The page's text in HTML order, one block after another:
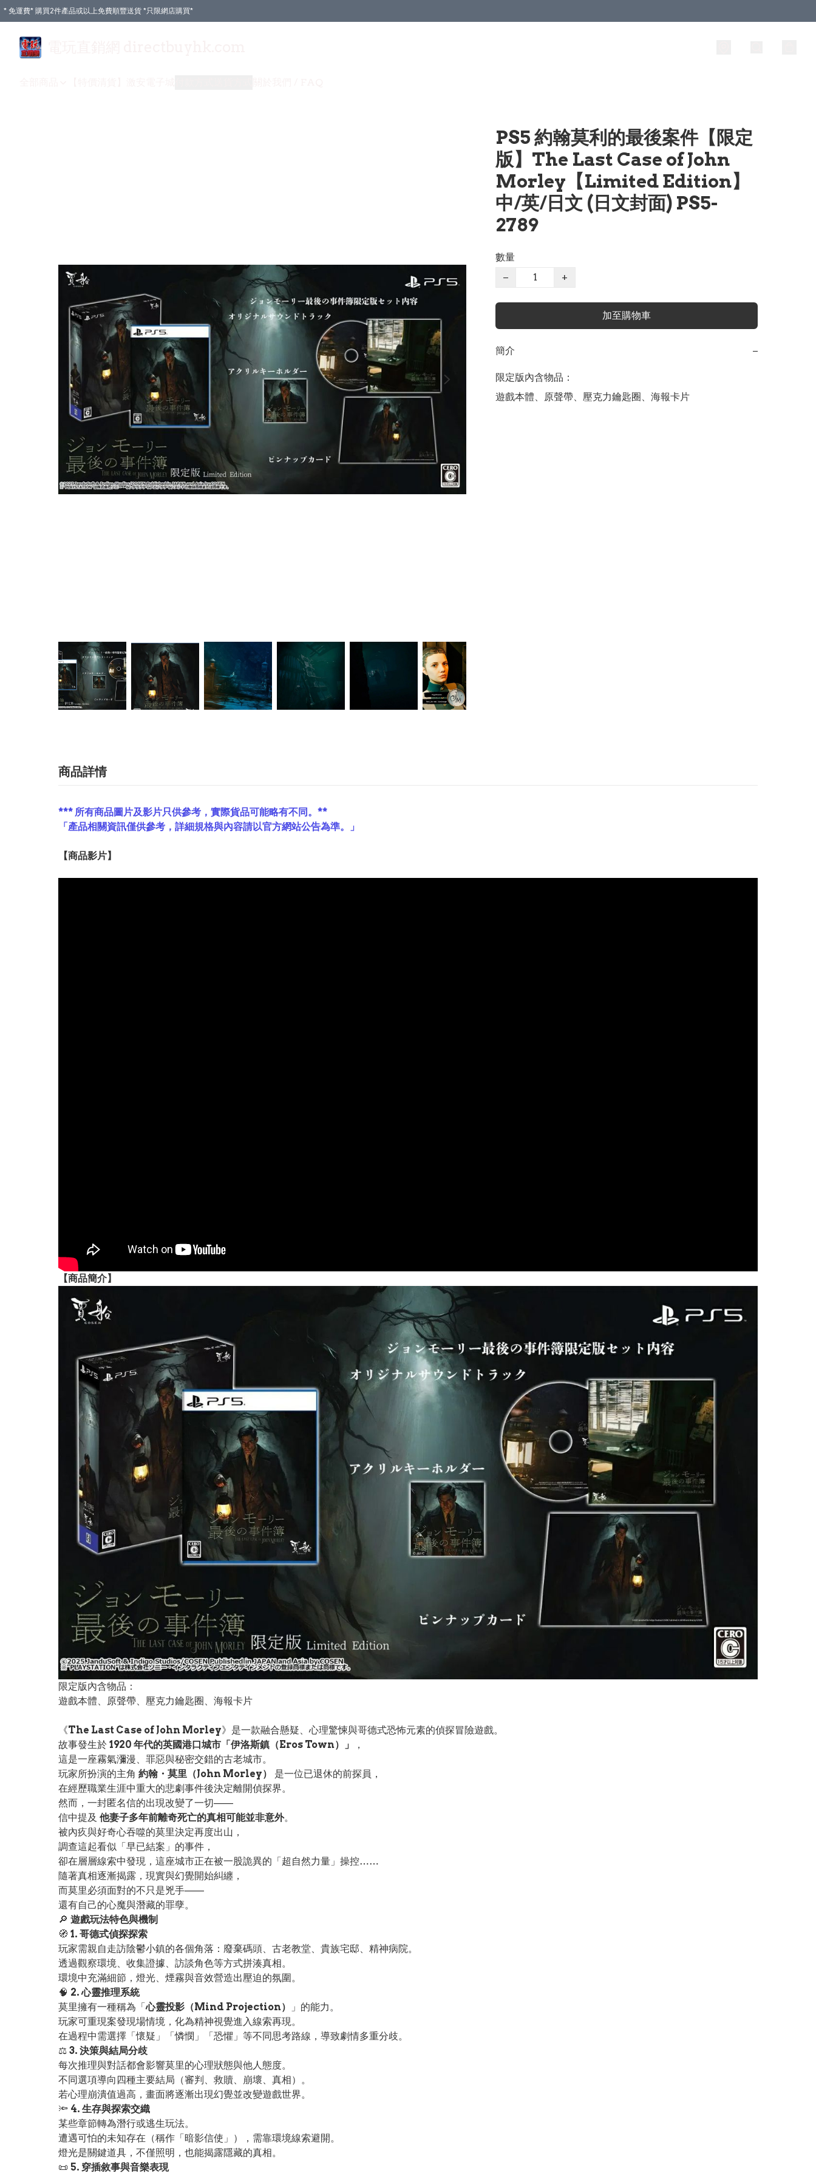
* 免運費* 購買2件產品或以上免費順豐送貨 *只限網店購買*
PS5 約翰莫利的最後案件【限定
版】The Last Case of John
Morley【Limited Edition】
中/英/日文 (日文封面) PS5-
2789
數量
−
+
加至購物車
簡介 −
限定版內含物品：
遊戲本體、原聲帶、壓克力鑰匙圈、海報卡片
商品詳情
*** 所有商品圖片及影片只供參考，實際貨品可能略有不同。**
「產品相關資訊僅供參考，詳細規格與內容請以官方網站公告為準。」
【商品影片】
【商品簡介】
限定版內含物品：
遊戲本體、原聲帶、壓克力鑰匙圈、海報卡片
《The Last Case of John Morley》是一款融合懸疑、心理驚悚與哥德式恐怖元素的偵探冒險遊戲。
故事發生於 1920 年代的英國港口城市「伊洛斯鎮（Eros Town）」
，
這是一座霧氣瀰漫、罪惡與秘密交錯的古老城市。
玩家所扮演的主角 約翰・莫里（John Morley）
是一位已退休的前探員，
在經歷職業生涯中重大的悲劇事件後決定離開偵探界。
然而，一封匿名信的出現改變了一切——
信中提及 他妻子多年前離奇死亡的真相可能並非意外。
被內疚與好奇心吞噬的莫里決定再度出山，
調查這起看似「早已結案」的事件，
卻在層層線索中發現，這座城市正在被一股詭異的「超自然力量」操控……
隨著真相逐漸揭露，現實與幻覺開始糾纏，
而莫里必須面對的不只是兇手——
還有自己的心魔與潛藏的罪孽。
🔎 遊戲玩法特色與機制
🧭 1. 哥德式偵探探索
玩家需親自走訪陰鬱小鎮的各個角落：廢棄碼頭、古老教堂、貴族宅邸、精神病院。
透過觀察環境、收集證據、訪談角色等方式拼湊真相。
環境中充滿細節，燈光、煙霧與音效營造出壓迫的氛圍。
🧠 2. 心靈推理系統
莫里擁有一種稱為「心靈投影（Mind Projection）
」的能力。
玩家可重現案發現場情境，化為精神視覺進入線索再現。
在過程中需選擇「懷疑」「憐憫」「恐懼」等不同思考路線，導致劇情多重分歧。
⚖️ 3. 決策與結局分歧
每次推理與對話都會影響莫里的心理狀態與他人態度。
不同選項導向四種主要結局（審判、救贖、崩壞、真相）。
若心理崩潰值過高，畫面將逐漸出現幻覺並改變遊戲世界。
🔦 4. 生存與探索交織
某些章節轉為潛行或逃生玩法。
遭遇可怕的未知存在（稱作「暗影信使」），需靠環境線索避開。
燈光是關鍵道具，不僅照明，也能揭露隱藏的真相。
📜 5. 穿插敘事與音樂表現